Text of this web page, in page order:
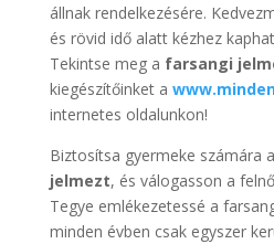
állnak rendelkezésére.
és rövid idő alatt kézhez
Tekintse meg a farsangi
kiegészítőinket a
internetes oldalunkon!
Biztosítsa gyermeke számára
jelmezt, és válogasson a
Tegye emlékezetessé a
minden évben csak egyszer